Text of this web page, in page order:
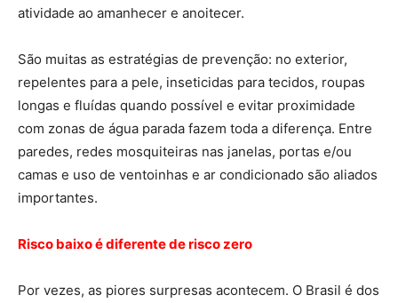
atividade ao amanhecer e anoitecer.
São muitas as estratégias de prevenção: no exterior,
repelentes para a pele, inseticidas para tecidos, roupas
longas e fluídas quando possível e evitar proximidade
com zonas de água parada fazem toda a diferença. Entre
paredes, redes mosquiteiras nas janelas, portas e/ou
camas e uso de ventoinhas e ar condicionado são aliados
importantes.
Risco baixo é diferente de risco zero
Por vezes, as piores surpresas acontecem. O Brasil é dos